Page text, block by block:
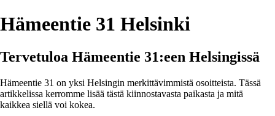
Hämeentie 31 Helsinki
Tervetuloa Hämeentie 31:een Helsingissä
Hämeentie 31 on yksi Helsingin merkittävimmistä osoitteista. Tässä
artikkelissa kerromme lisää tästä kiinnostavasta paikasta ja mitä
kaikkea siellä voi kokea.